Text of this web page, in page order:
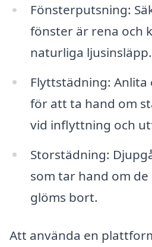
Fönsterputsning:
fönster är rena och
naturliga ljusinsläpp.
Flyttstädning:
för att ta hand om
vid inflyttning och
Storstädning:
som tar hand om
glöms bort.
Att använda en